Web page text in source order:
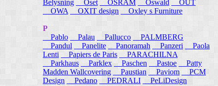
Belysning
Oset OSRAM Oswald
OUT
OWA
OXIT design Oxley s Furniture
P
Pablo
Palau Pallucco
PALMBERG
Pandul
Panelite Panoramah Panzeri
Paola
Lenti
Papiers de Paris
PARACHILNA
Parkhaus
Parklex Paschen Pastoe
Patty
Madden Wallcovering
Paustian Paviom
PCM
Design
Pedano PEDRALI
PeLiDesign